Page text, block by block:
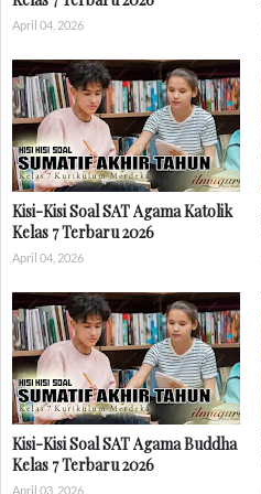
April 04, 2026
Kisi-Kisi Soal SAT Agama Katolik
Kelas 7 Terbaru 2026
April 04, 2026
Kisi-Kisi Soal SAT Agama Buddha
Kelas 7 Terbaru 2026
April 03, 2026